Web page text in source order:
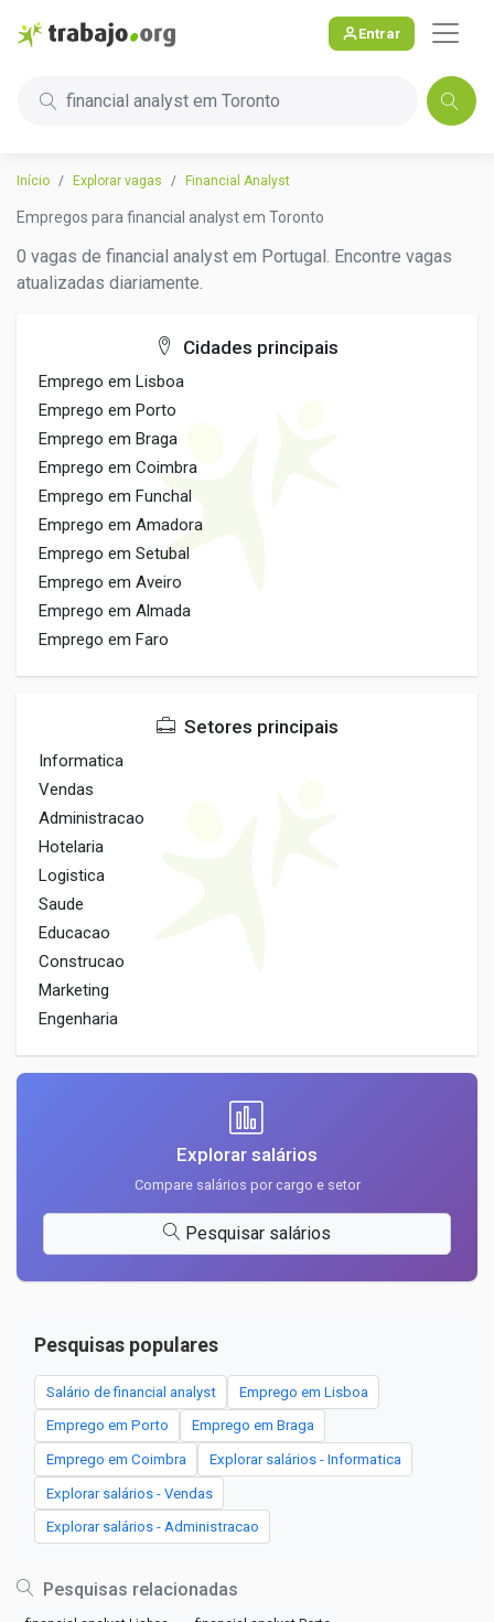
Entrar
financial analyst em Toronto
Início Explorar vagas Financial Analyst
Empregos para financial analyst em Toronto
0 vagas de financial analyst em Portugal. Encontre vagas
atualizadas diariamente.
Cidades principais
Emprego em Lisboa
Emprego em Porto
Emprego em Braga
Emprego em Coimbra
Emprego em Funchal
Emprego em Amadora
Emprego em Setubal
Emprego em Aveiro
Emprego em Almada
Emprego em Faro
Setores principais
Informatica
Vendas
Administracao
Hotelaria
Logistica
Saude
Educacao
Construcao
Marketing
Engenharia
Explorar salários
Compare salários por cargo e setor
Pesquisar salários
Pesquisas populares
Salário de financial analyst Emprego em Lisboa
Emprego em Porto Emprego em Braga
Emprego em Coimbra Explorar salários - Informatica
Explorar salários - Vendas
Explorar salários - Administracao
Pesquisas relacionadas